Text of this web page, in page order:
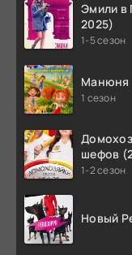
Эмили в
2025)
1-5 сезон
Манюня
1 сезон
шефов
1-2 сезон
Новый